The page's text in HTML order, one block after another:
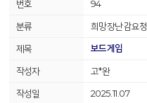
94
희망장난감요청
보드게임
고*완
2025.11.07